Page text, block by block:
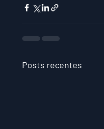
Posts recentes